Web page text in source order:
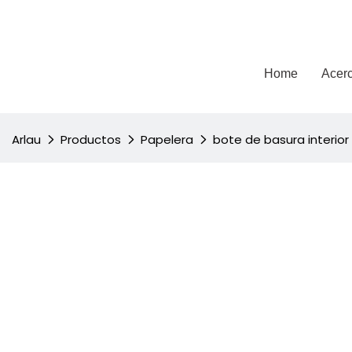
Home
Arlau Productos Papelera bote de basura interior